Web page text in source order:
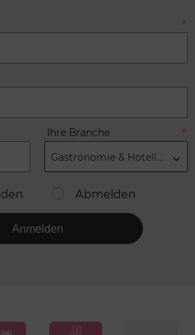
Ihre Branche
Gastronomie & Hotellerie
Abmelden
Anmelden